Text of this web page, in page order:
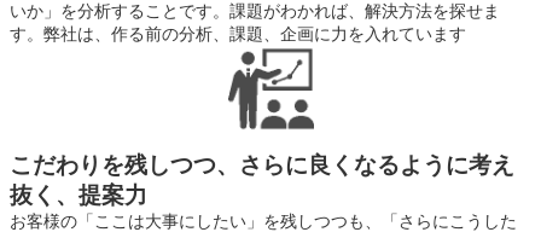
いか」を分析することです。課題がわかれば、解決方法を探せま
す。弊社は、作る前の分析、課題、企画に力を入れています
こだわりを残しつつ、さらに良くなるように考え
抜く、提案力
お客様の「ここは大事にしたい」を残しつつも、「さらにこうした